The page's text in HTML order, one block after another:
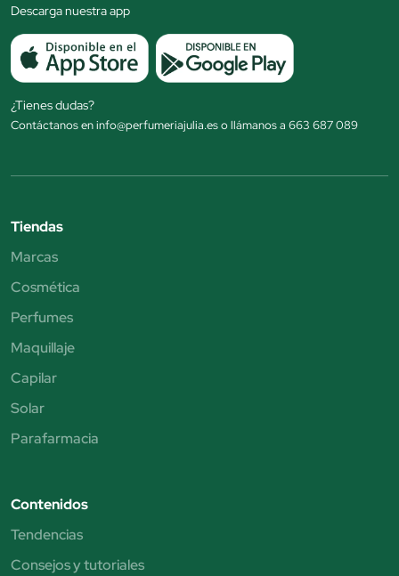
Descarga nuestra app
¿Tienes dudas?
Contáctanos en info@perfumeriajulia.es o llámanos a 663 687 089
Tiendas
Marcas
Cosmética
Perfumes
Maquillaje
Capilar
Solar
Parafarmacia
Contenidos
Tendencias
Consejos y tutoriales